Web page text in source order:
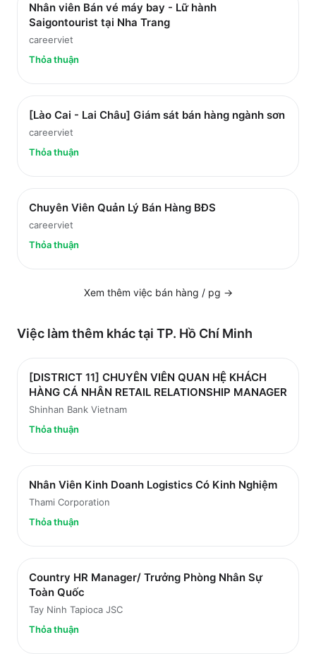
Nhân viên Bán vé máy bay - Lữ hành
Saigontourist tại Nha Trang
careerviet
Thỏa thuận
[Lào Cai - Lai Châu] Giám sát bán hàng ngành sơn
careerviet
Thỏa thuận
Chuyên Viên Quản Lý Bán Hàng BĐS
careerviet
Thỏa thuận
Xem thêm việc bán hàng / pg →
Việc làm thêm khác tại TP. Hồ Chí Minh
[DISTRICT 11] CHUYÊN VIÊN QUAN HỆ KHÁCH
HÀNG CÁ NHÂN RETAIL RELATIONSHIP MANAGER
Shinhan Bank Vietnam
Thỏa thuận
Nhân Viên Kinh Doanh Logistics Có Kinh Nghiệm
Thami Corporation
Thỏa thuận
Country HR Manager/ Trưởng Phòng Nhân Sự
Toàn Quốc
Tay Ninh Tapioca JSC
Thỏa thuận